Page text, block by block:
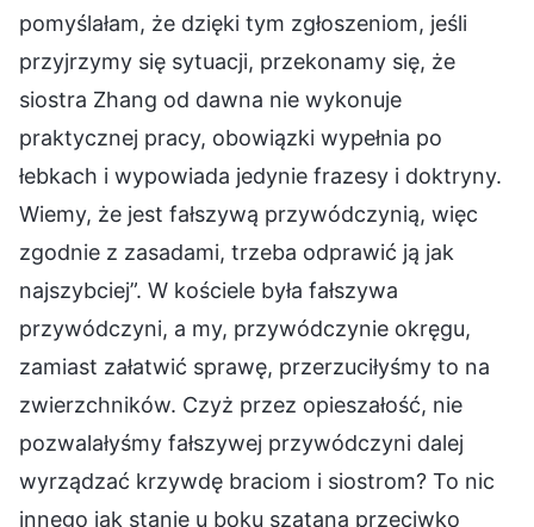
pomyślałam, że dzięki tym zgłoszeniom, jeśli
przyjrzymy się sytuacji, przekonamy się, że
siostra Zhang od dawna nie wykonuje
praktycznej pracy, obowiązki wypełnia po
łebkach i wypowiada jedynie frazesy i doktryny.
Wiemy, że jest fałszywą przywódczynią, więc
zgodnie z zasadami, trzeba odprawić ją jak
najszybciej”. W kościele była fałszywa
przywódczyni, a my, przywódczynie okręgu,
zamiast załatwić sprawę, przerzuciłyśmy to na
zwierzchników. Czyż przez opieszałość, nie
pozwalałyśmy fałszywej przywódczyni dalej
wyrządzać krzywdę braciom i siostrom? To nic
innego jak stanie u boku szatana przeciwko